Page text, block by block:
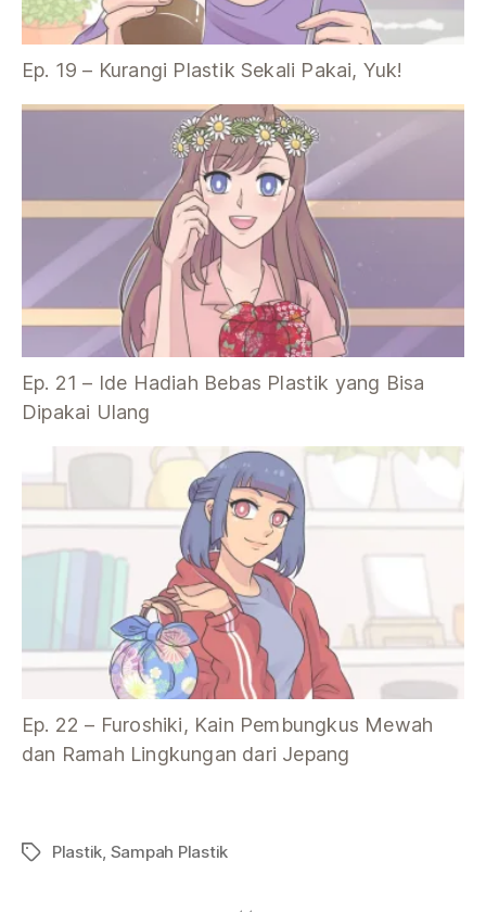
Ep. 19 – Kurangi Plastik Sekali Pakai, Yuk!
Ep. 21 – Ide Hadiah Bebas Plastik yang Bisa
Dipakai Ulang
Ep. 22 – Furoshiki, Kain Pembungkus Mewah
dan Ramah Lingkungan dari Jepang
Tag Plastik, Sampah Plastik